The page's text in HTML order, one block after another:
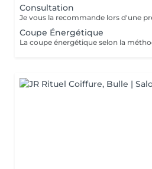
Consultation
Coupe Énergétique